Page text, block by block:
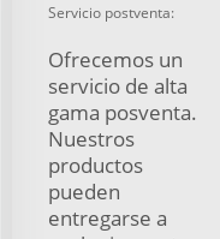
Servicio postventa:
Ofrecemos un
servicio de alta
gama posventa.
Nuestros
productos
pueden
entregarse a